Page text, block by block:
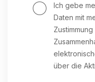
Ich gebe
Daten mit
über die